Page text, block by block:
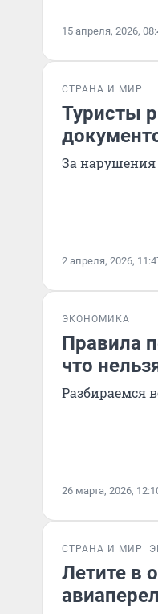
15 апреля, 2026,
СТРАНА И МИР
Туристы
За
2 апреля, 2026,
ЭКОНОМИКА
Правила
что
Разбираемся
26 марта, 2026,
СТРАНА И МИР
Летите в